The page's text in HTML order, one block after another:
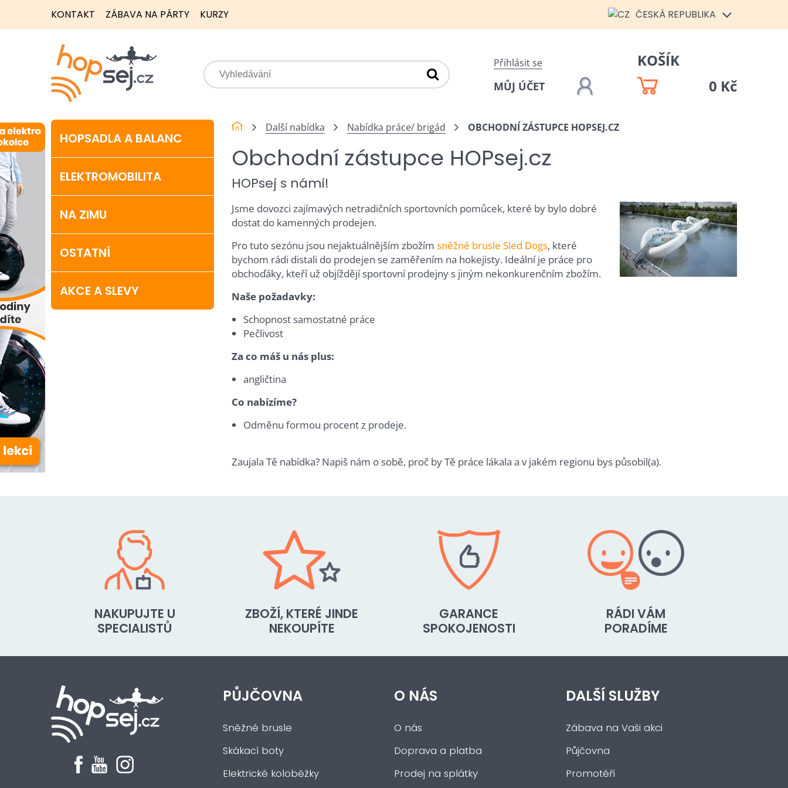
KONTAKT ZÁBAVA NA PÁRTY KURZY ČESKÁ REPUBLIKA
Přihlásit se
MŮJ ÚČET
KOŠÍK
0 Kč
HOPSADLA A BALANC
ELEKTROMOBILITA
NA ZIMU
OSTATNÍ
AKCE A SLEVY
Další nabídka Nabídka práce/ brigád OBCHODNÍ ZÁSTUPCE HOPSEJ.CZ
Obchodní zástupce HOPsej.cz
HOPsej s námi!
Jsme dovozci zajímavých netradičních sportovních pomůcek, které by bylo dobré
dostat do kamenných prodejen.
Pro tuto sezónu jsou nejaktuálnějším zbožím sněžné brusle Sled Dogs, které
bychom rádi distali do prodejen se zaměřením na hokejisty. Ideální je práce pro
obchoďáky, kteří už objíždějí sportovní prodejny s jiným nekonkurenčním zbožím.
Naše požadavky:
Schopnost samostatné práce
Pečlivost
Za co máš u nás plus:
angličtina
Co nabízíme?
Odměnu formou procent z prodeje.
Zaujala Tě nabídka? Napiš nám o sobě, proč by Tě práce lákala a v jakém regionu bys působil(a).
NAKUPUJTE U
SPECIALISTŮ
ZBOŽÍ, KTERÉ JINDE
NEKOUPÍTE
GARANCE
SPOKOJENOSTI
RÁDI VÁM
PORADÍME
PŮJČOVNA
Sněžné brusle
Skákací boty
Elektrické koloběžky
O NÁS
O nás
Doprava a platba
Prodej na splátky
DALŠÍ SLUŽBY
Zábava na Vaši akci
Půjčovna
Promotéři